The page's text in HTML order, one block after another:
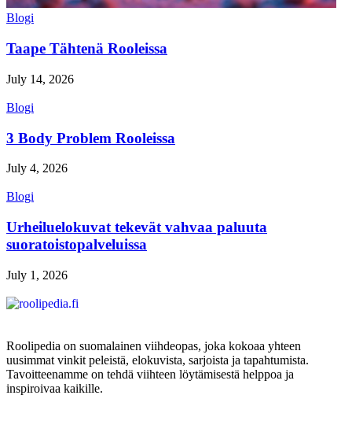
Blogi
Taape Tähtenä Rooleissa
July 14, 2026
Blogi
3 Body Problem Rooleissa
July 4, 2026
Blogi
Urheiluelokuvat tekevät vahvaa paluuta
suoratoistopalveluissa
July 1, 2026
Roolipedia on suomalainen viihdeopas, joka kokoaa yhteen
uusimmat vinkit peleistä, elokuvista, sarjoista ja tapahtumista.
Tavoitteenamme on tehdä viihteen löytämisestä helppoa ja
inspiroivaa kaikille.